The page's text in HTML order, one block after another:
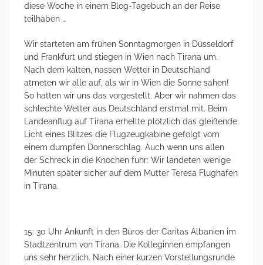
diese Woche in einem Blog-Tagebuch an der Reise
teilhaben …
Wir starteten am frühen Sonntagmorgen in Düsseldorf
und Frankfurt und stiegen in Wien nach Tirana um.
Nach dem kalten, nassen Wetter in Deutschland
atmeten wir alle auf, als wir in Wien die Sonne sahen!
So hatten wir uns das vorgestellt. Aber wir nahmen das
schlechte Wetter aus Deutschland erstmal mit. Beim
Landeanflug auf Tirana erhellte plötzlich das gleißende
Licht eines Blitzes die Flugzeugkabine gefolgt vom
einem dumpfen Donnerschlag. Auch wenn uns allen
der Schreck in die Knochen fuhr: Wir landeten wenige
Minuten später sicher auf dem Mutter Teresa Flughafen
in Tirana.
15: 30 Uhr Ankunft in den Büros der Caritas Albanien im
Stadtzentrum von Tirana. Die Kolleginnen empfangen
uns sehr herzlich. Nach einer kurzen Vorstellungsrunde